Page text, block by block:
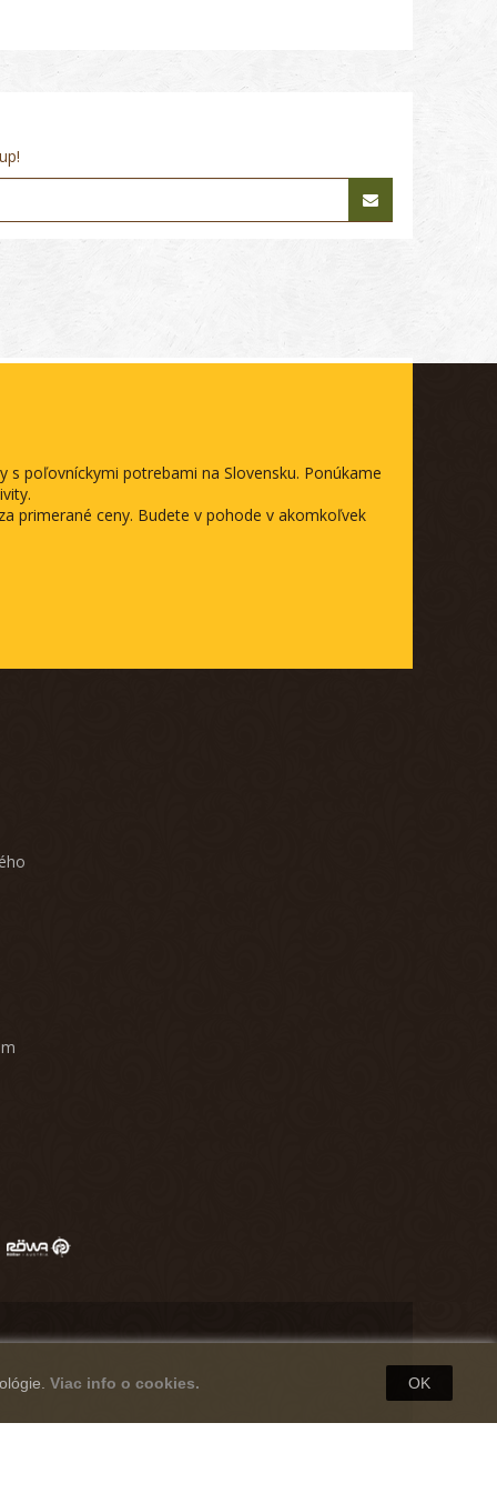
poľovníckymi potrebami na Slovensku. Ponúkame
primerané ceny. Budete v pohode v akomkoľvek
Viac info o cookies. OK